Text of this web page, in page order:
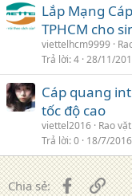
Lắp Mạng
TPHCM cho
viettelhcm9999
Trả lời 4 28/11/
Cáp quang
tốc độ cao
viettel2016 Rao vặt
Trả lời 0 18/7/2016
Chia sẻ: Facebook
Liên